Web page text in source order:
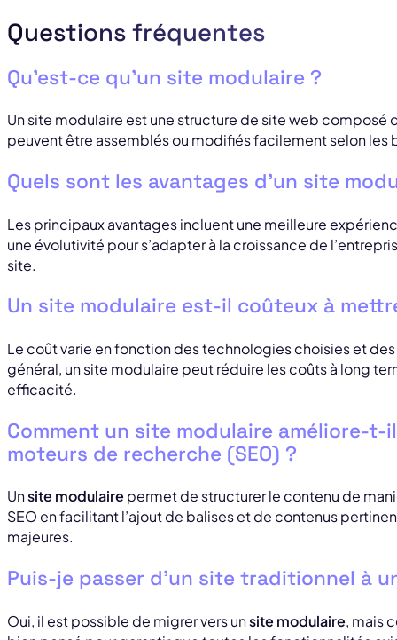
Questions fréquentes
Qu’est-ce qu’un site modulaire ?
Un site modulaire est une structure de site web
peuvent être assemblés ou modifiés facilement selon les
Quels sont les avantages d’un site
Les principaux avantages incluent une meilleure
une évolutivité pour s’adapter à la croissance de
site.
Un site modulaire est-il coûteux à
Le coût varie en fonction des technologies choisies et
général, un site modulaire peut réduire les coûts à long
efficacité.
Comment un site modulaire améliore-t-
moteurs de recherche (SEO) ?
Unsite modulaire permet de structurer le contenu de
SEO en facilitant l’ajout de balises et de contenus
majeures.
Puis-je passer d’un site traditionnel à
Oui, il est possible de migrer vers unsite modulaire, mais